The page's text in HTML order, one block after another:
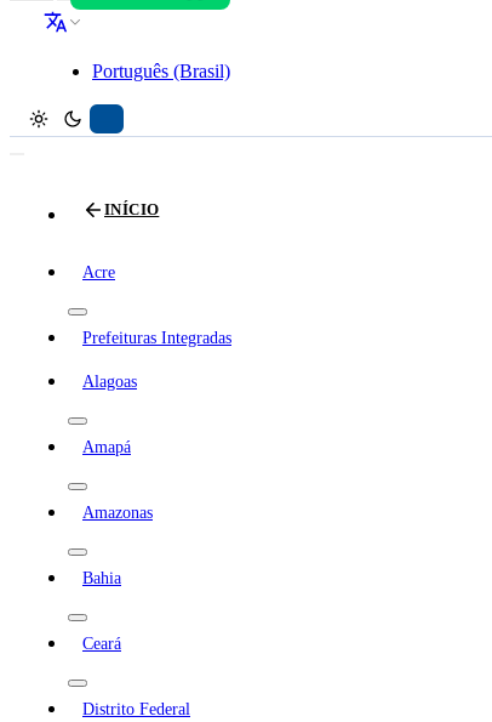
Português (Brasil)
INÍCIO
Acre
Prefeituras Integradas
Alagoas
Amapá
Amazonas
Bahia
Ceará
Distrito Federal